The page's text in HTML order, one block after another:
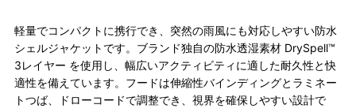
軽量でコンパクトに携行でき、突然の雨風にも対応しやすい防水
シェルジャケットです。ブランド独自の防水透湿素材 DrySpell™
3レイヤー を使用し、幅広いアクティビティに適した耐久性と快
適性を備えています。フードは伸縮性バインディングとラミネー
トつば、ドローコードで調整でき、視界を確保しやすい設計で